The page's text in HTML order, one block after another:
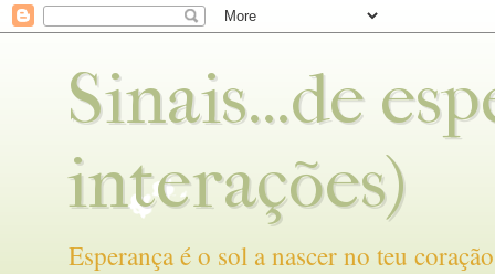
Sinais...de
interações)
Esperança é o sol a nascer no teu